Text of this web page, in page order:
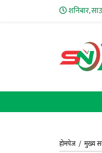
शनिबार,
होमपेज /मुख्य